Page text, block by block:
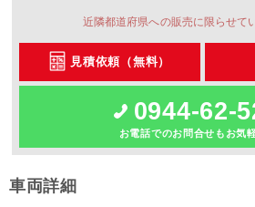
近隣都道府県への販売に限らせて
見積依頼（無料）
0944-62-
お電話でのお問合せもお気
車両詳細